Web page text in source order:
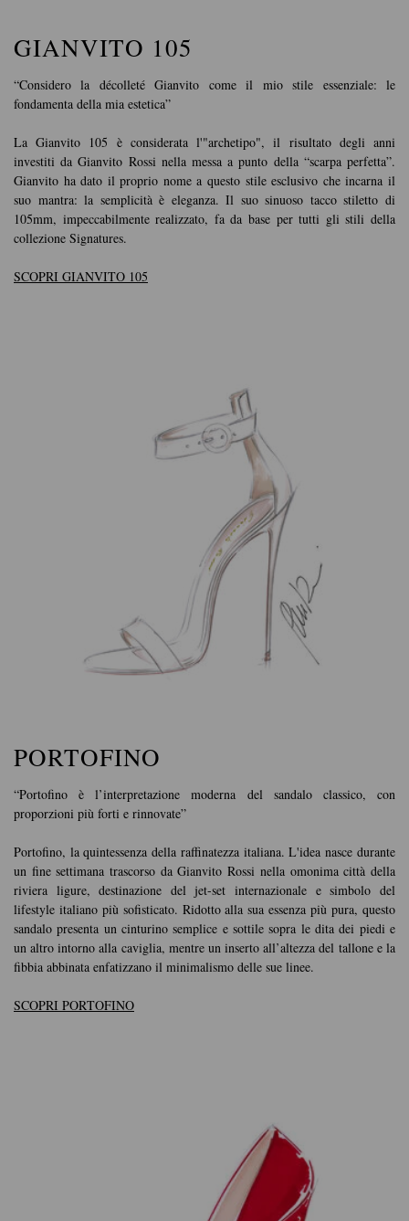
GIANVITO 105
“Considero la décolleté Gianvito come il mio stile essenziale: le
fondamenta della mia estetica”
La Gianvito 105 è considerata l'"archetipo", il risultato degli anni
investiti da Gianvito Rossi nella messa a punto della “scarpa perfetta”.
Gianvito ha dato il proprio nome a questo stile esclusivo che incarna il
suo mantra: la semplicità è eleganza. Il suo sinuoso tacco stiletto di
105mm, impeccabilmente realizzato, fa da base per tutti gli stili della
collezione Signatures.
SCOPRI GIANVITO 105
PORTOFINO
“Portofino è l’interpretazione moderna del sandalo classico, con
proporzioni più forti e rinnovate”
Portofino, la quintessenza della raffinatezza italiana. L'idea nasce durante
un fine settimana trascorso da Gianvito Rossi nella omonima città della
riviera ligure, destinazione del jet-set internazionale e simbolo del
lifestyle italiano più sofisticato. Ridotto alla sua essenza più pura, questo
sandalo presenta un cinturino semplice e sottile sopra le dita dei piedi e
un altro intorno alla caviglia, mentre un inserto all’altezza del tallone e la
fibbia abbinata enfatizzano il minimalismo delle sue linee.
SCOPRI PORTOFINO